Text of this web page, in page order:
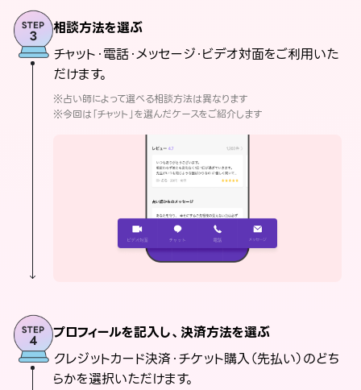
相談方法を選ぶ
チャット・電話・メッセージ・ビデオ対面をご利用いた
だけます。
※占い師によって選べる相談方法は異なります
※今回は「チャット」を選んだケースをご紹介します
プロフィールを記入し、決済方法を選ぶ
クレジットカード決済・チケット購入（先払い）のどち
らかを選択いただけます。